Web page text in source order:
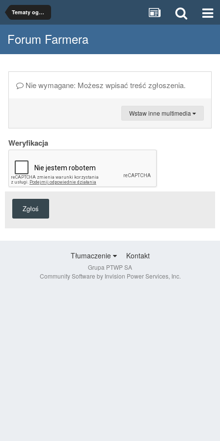
Tematy ogólne
Forum Farmera
Nie wymagane: Możesz wpisać treść zgłoszenia.
Wstaw inne multimedia
Weryfikacja
Zgłoś
Tłumaczenie Kontakt
Grupa PTWP SA
Community Software by Invision Power Services, Inc.